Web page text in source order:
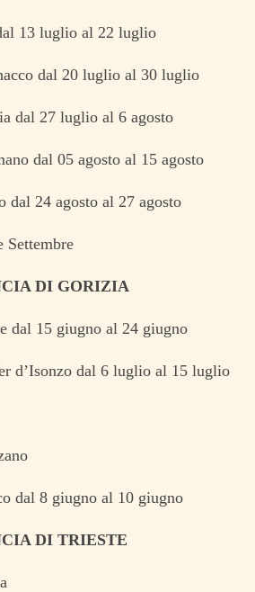
13 luglio al 22 luglio
dal 20 luglio al 30 luglio
dal 27 luglio al 6 agosto
dal 05 agosto al 15 agosto
dal 24 agosto al 27 agosto
Settembre
DI GORIZIA
dal 15 giugno al 24 giugno
d’Isonzo dal 6 luglio al 15 luglio
dal 8 giugno al 10 giugno
DI TRIESTE